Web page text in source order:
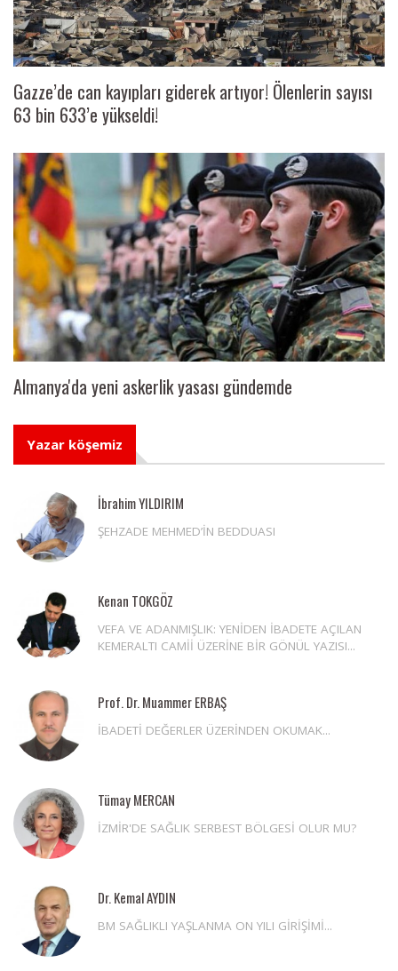
Gazze’de can kayıpları giderek artıyor! Ölenlerin sayısı
63 bin 633’e yükseldi!
Almanya'da yeni askerlik yasası gündemde
Yazar köşemiz
İbrahim YILDIRIM
ŞEHZADE MEHMED’İN BEDDUASI
Kenan TOKGÖZ
VEFA VE ADANMIŞLIK: YENİDEN İBADETE AÇILAN
KEMERALTI CAMİİ ÜZERİNE BİR GÖNÜL YAZISI...
Prof. Dr. Muammer ERBAŞ
İBADETİ DEĞERLER ÜZERİNDEN OKUMAK...
Tümay MERCAN
İZMİR'DE SAĞLIK SERBEST BÖLGESİ OLUR MU?
Dr. Kemal AYDIN
BM SAĞLIKLI YAŞLANMA ON YILI GİRİŞİMİ...